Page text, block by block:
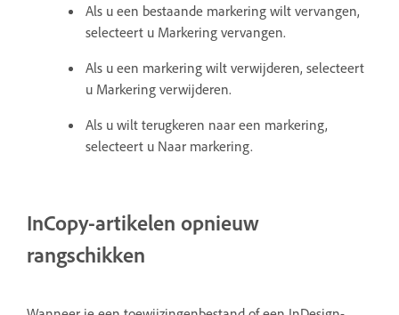
Als u een bestaande markering wilt vervangen,
selecteert u Markering vervangen.
Als u een markering wilt verwijderen, selecteert
u Markering verwijderen.
Als u wilt terugkeren naar een markering,
selecteert u Naar markering.
InCopy-artikelen opnieuw
rangschikken